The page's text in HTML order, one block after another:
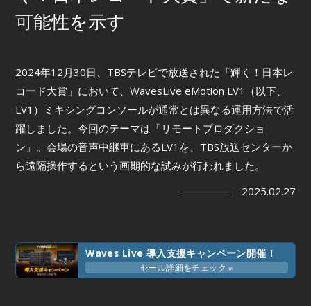
可能性を示す
2024年12月30日、TBSテレビで放送された「輝く！日本レ
コード大賞」において、WavesLive eMotion LV1（以下、
LV1）ミキシングコンソールが通常とは異なる運用方法で活
躍しました。今回のテーマは「リモートプロダクショ
ン」。会場の音声中継車にあるLV1を、TBS放送センターか
ら遠隔操作するという画期的な試みが行われました。
2025.02.27
Waves Live 導入支援キャンペーン開催！
セール詳細をチェック »